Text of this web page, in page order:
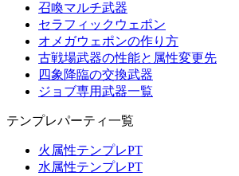
召喚マルチ武器
セラフィックウェポン
オメガウェポンの作り方
古戦場武器の性能と属性変更先
四象降臨の交換武器
ジョブ専用武器一覧
テンプレパーティ一覧
火属性テンプレPT
水属性テンプレPT